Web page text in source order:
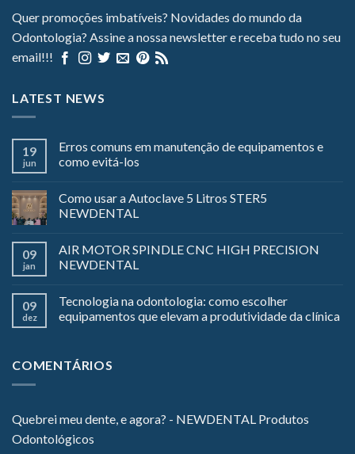
Quer promoções imbatíveis? Novidades do mundo da
Odontologia? Assine a nossa newsletter e receba tudo no seu
email!!!
LATEST NEWS
19
jun
Erros comuns em manutenção de equipamentos e
como evitá-los
Como usar a Autoclave 5 Litros STER5
NEWDENTAL
09
jan
AIR MOTOR SPINDLE CNC HIGH PRECISION
NEWDENTAL
09
dez
Tecnologia na odontologia: como escolher
equipamentos que elevam a produtividade da clínica
COMENTÁRIOS
Quebrei meu dente, e agora? - NEWDENTAL Produtos
Odontológicos